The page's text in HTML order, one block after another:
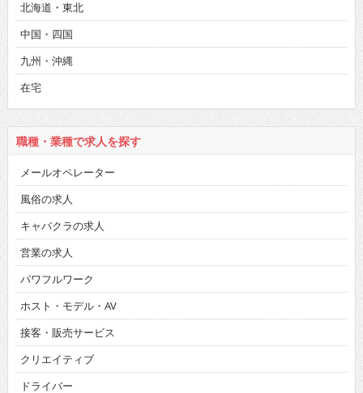
中国・四国
九州・沖縄
在宅
職種・業種で求人を探す
風俗の求人
キャバクラの求人
営業の求人
パワフルワーク
ホスト・モデル・AV
接客・販売サービス
クリエイティブ
ドライバー